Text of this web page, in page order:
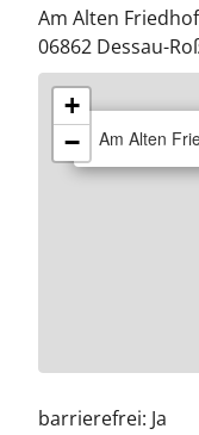
Am Alten
06862 Dessau-
Am Alten
+
−
barrierefrei: Ja